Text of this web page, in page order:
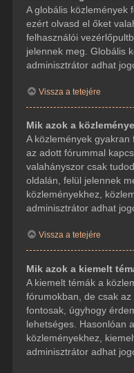
A globális közlemények
ezért olvasd el őket
felhasználói
jelennek meg. Globális
adminisztrátor adhat
Vissza a tetejére
Mik azok a
A közlemények
az adott fórummal
valahányszor csak
oldalán, felül jelennek
közleményekhez,
adminisztrátor adhat
Vissza a tetejére
Mik azok a kiemelt
A kiemelt témák a
fórumokban, de csak
fontosak, úgyhogy
lehetséges. Hasonlóan
közleményekhez,
adminisztrátor adhat